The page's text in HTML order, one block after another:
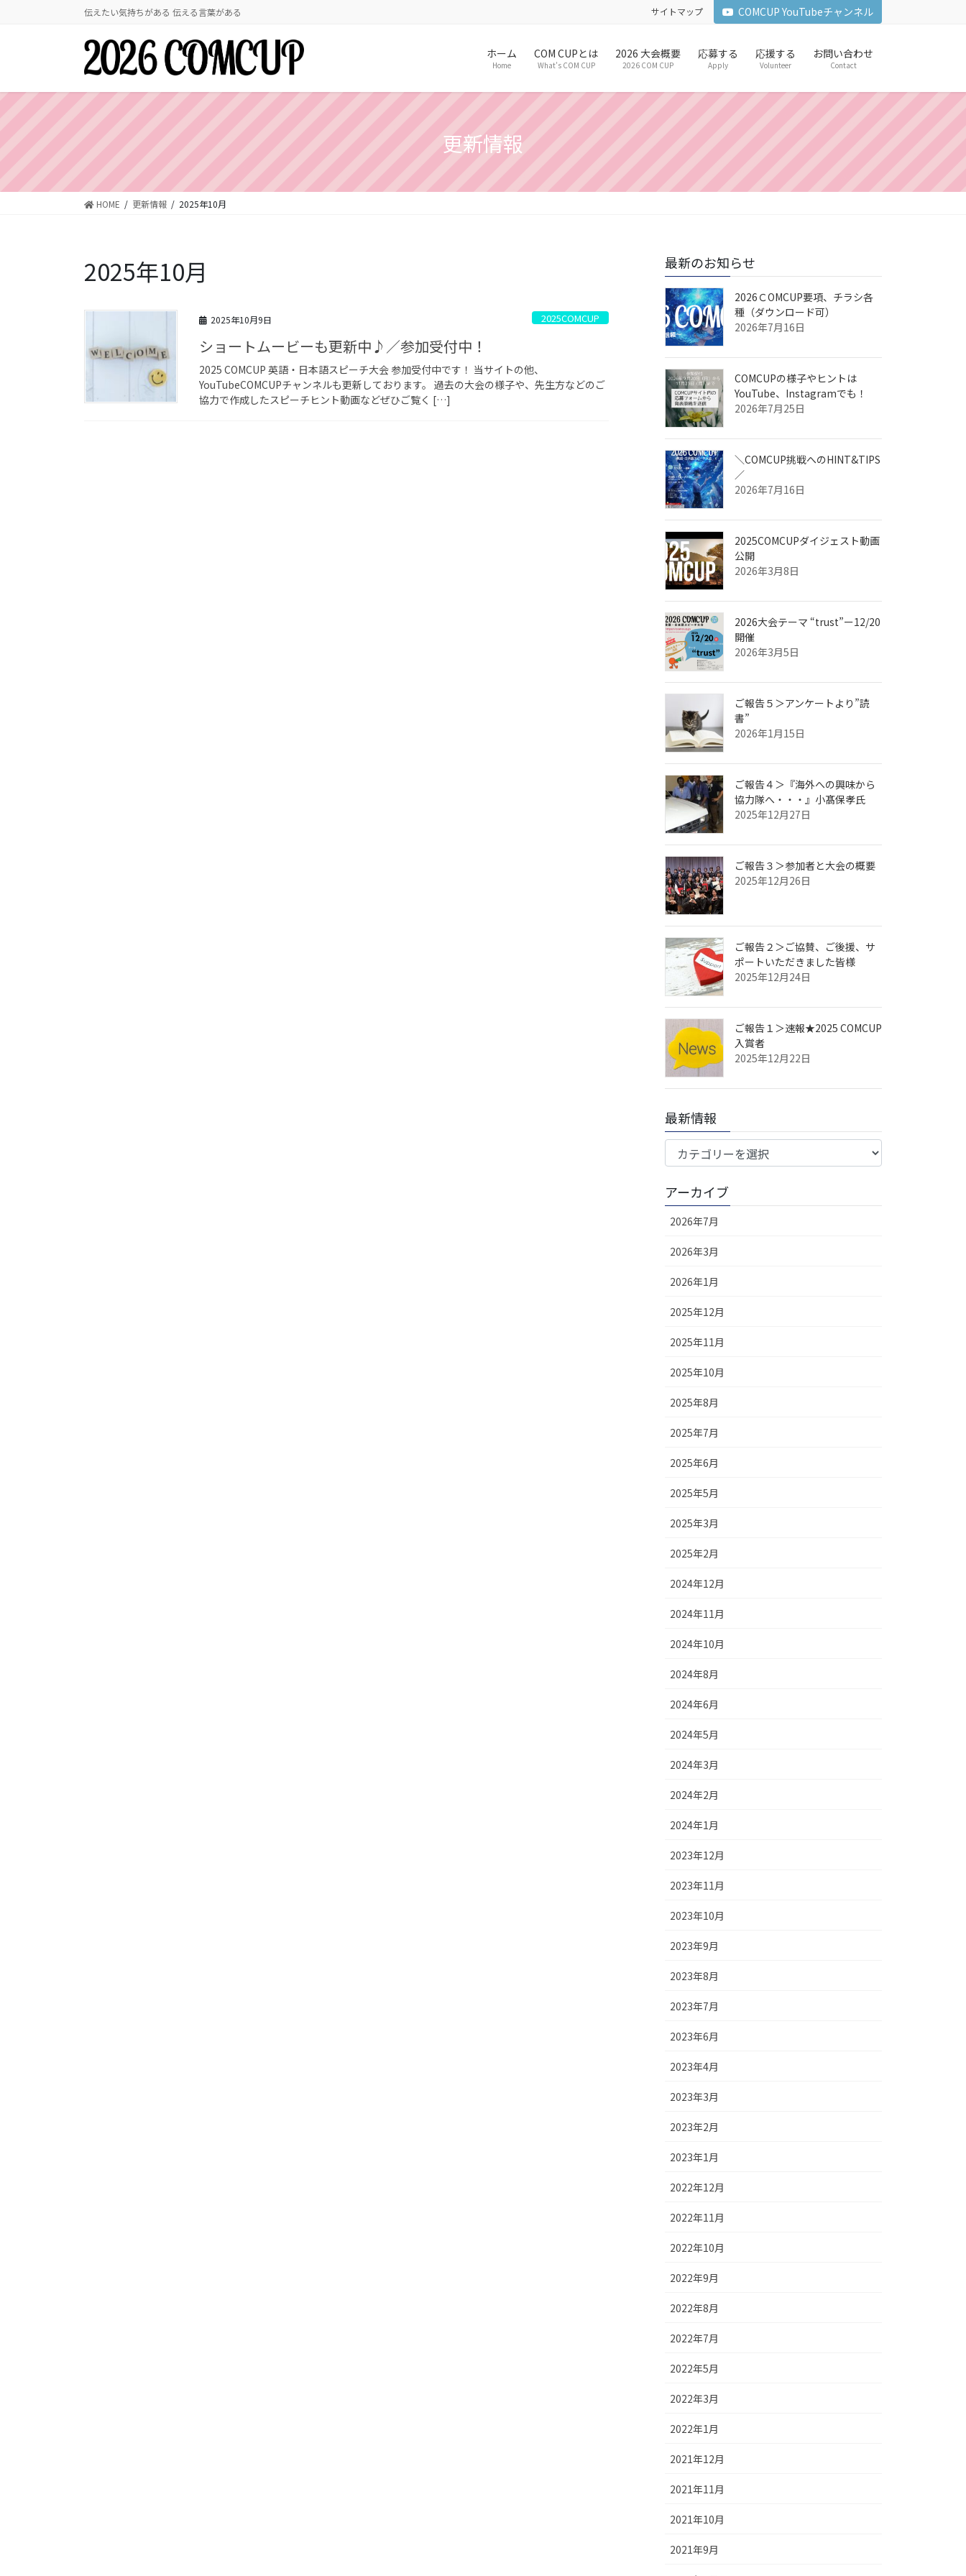
に
ョ
伝えたい気持ちがある 伝える言葉がある サイトマップ COMCUP YouTubeチャンネル
ホーム
Home
COM CUPとは
What’s COM CUP
2026 大会概要
2026 COM CUP
応募する
Apply
応援する
Volunteer
お問い合わせ
Contact
更新情報
HOME 更新情報 2025年10月
2025年10月
2025年10月9日 2025COMCUP
ショートムービーも更新中♪／参加受付中！
2025 COMCUP 英語・日本語スピーチ大会 参加受付中です！ 当サイトの他、
YouTubeCOMCUPチャンネルも更新しております。 過去の大会の様子や、先生方などのご
協力で作成したスピーチヒント動画などぜひご覧く […]
最新のお知らせ
2026ＣOMCUP要項、チラシ各
種（ダウンロード可）
2026年7月16日
COMCUPの様子やヒントは
YouTube、Instagramでも！
2026年7月25日
＼COMCUP挑戦へのHINT&TIPS
／
2026年7月16日
2025COMCUPダイジェスト動画
公開
2026年3月8日
2026大会テーマ “trust”ー12/20
開催
2026年3月5日
ご報告５＞アンケートより”読
書”
2026年1月15日
ご報告４＞『海外への興味から
協力隊へ・・・』小髙保孝氏
2025年12月27日
ご報告３＞参加者と大会の概要
2025年12月26日
ご報告２＞ご協賛、ご後援、サ
ポートいただきました皆様
2025年12月24日
ご報告１＞速報★2025 COMCUP
入賞者
2025年12月22日
最新情報
最
新
報
アーカイブ
2026年7月
2026年3月
2026年1月
2025年12月
2025年11月
2025年10月
2025年8月
2025年7月
2025年6月
2025年5月
2025年3月
2025年2月
2024年12月
2024年11月
2024年10月
2024年8月
2024年6月
2024年5月
2024年3月
2024年2月
2024年1月
2023年12月
2023年11月
2023年10月
2023年9月
2023年8月
2023年7月
2023年6月
2023年4月
2023年3月
2023年2月
2023年1月
2022年12月
2022年11月
2022年10月
2022年9月
2022年8月
2022年7月
2022年5月
2022年3月
2022年1月
2021年12月
2021年11月
2021年10月
2021年9月